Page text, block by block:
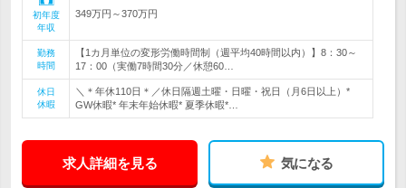
初年度
年収
349万円～370万円
勤務
時間
【1カ月単位の変形労働時間制（週平均40時間以内）】8：30～
17：00（実働7時間30分／休憩60…
休日
休暇
＼＊年休110日＊／休日隔週土曜・日曜・祝日（月6日以上）*
GW休暇* 年末年始休暇* 夏季休暇*…
求人詳細を見る 気になる